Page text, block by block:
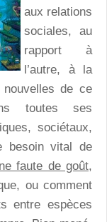
aux relations
sociales, au
rapport à
l’autre, à la
de ce
toutes ses
sociétaux,
besoin vital de
faute de goût,
ou comment
entre espèces